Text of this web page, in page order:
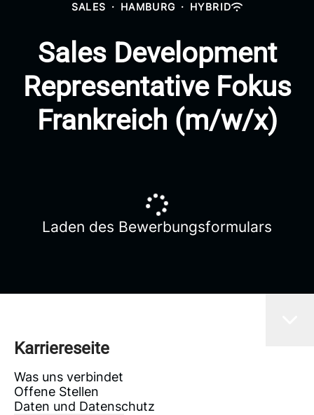
SALES · HAMBURG · HYBRID
Sales Development
Representative Fokus
Frankreich (m/w/x)
Laden des Bewerbungsformulars
Karriereseite
Was uns verbindet
Offene Stellen
Daten und Datenschutz